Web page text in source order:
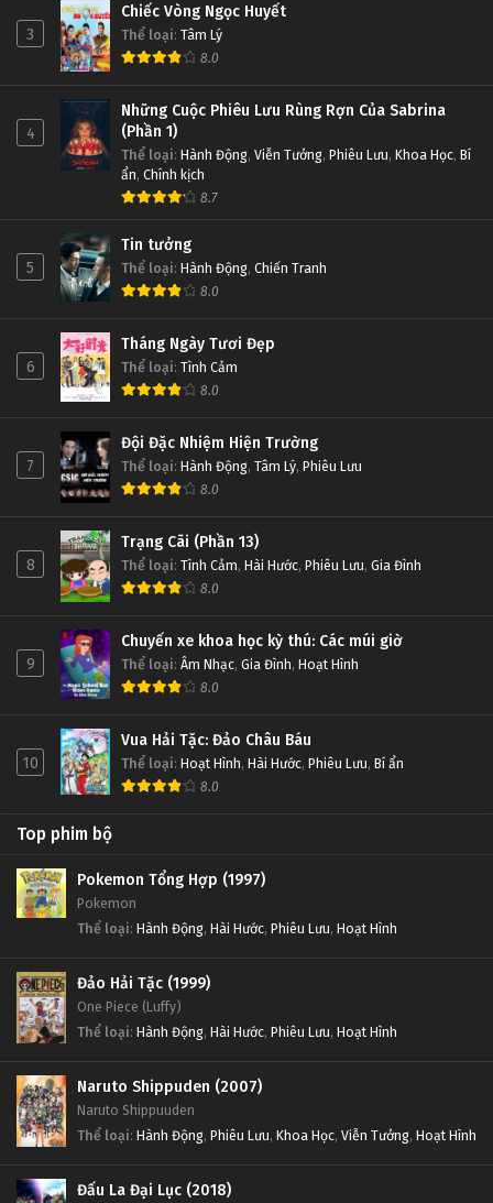
3
Chiếc Vòng Ngọc Huyết
Thể loại: Tâm Lý
8.0
4
Những Cuộc Phiêu Lưu Rùng Rợn Của Sabrina
(Phần 1)
Thể loại: Hành Động, Viễn Tưởng, Phiêu Lưu, Khoa Học, Bí
ẩn, Chính kịch
8.7
5
Tin tưởng
Thể loại: Hành Động, Chiến Tranh
8.0
6
Tháng Ngày Tươi Đẹp
Thể loại: Tình Cảm
8.0
7
Đội Đặc Nhiệm Hiện Trường
Thể loại: Hành Động, Tâm Lý, Phiêu Lưu
8.0
8
Trạng Cãi (Phần 13)
Thể loại: Tình Cảm, Hài Hước, Phiêu Lưu, Gia Đình
8.0
9
Chuyến xe khoa học kỳ thú: Các múi giờ
Thể loại: Âm Nhạc, Gia Đình, Hoạt Hình
8.0
10
Vua Hải Tặc: Đảo Châu Báu
Thể loại: Hoạt Hình, Hài Hước, Phiêu Lưu, Bí ẩn
8.0
Top phim bộ
Pokemon Tổng Hợp (1997)
Pokemon
Thể loại: Hành Động, Hài Hước, Phiêu Lưu, Hoạt Hình
Đảo Hải Tặc (1999)
One Piece (Luffy)
Thể loại: Hành Động, Hài Hước, Phiêu Lưu, Hoạt Hình
Naruto Shippuden (2007)
Naruto Shippuuden
Thể loại: Hành Động, Phiêu Lưu, Khoa Học, Viễn Tưởng, Hoạt Hình
Đấu La Đại Lục (2018)